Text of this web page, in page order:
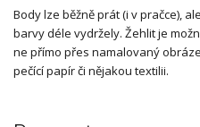
Body lze běžně prát (i v pračce),
barvy déle vydržely. Žehlit je
ne přímo přes namalovaný
pečící papír či nějakou textilii.